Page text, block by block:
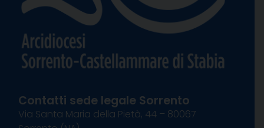
Contatti sede legale Sorrento
Via Santa Maria della Pietà, 44 – 80067